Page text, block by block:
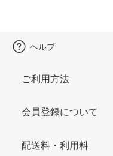
ヘルプ
ご利用方法
会員登録について
配送料・利用料